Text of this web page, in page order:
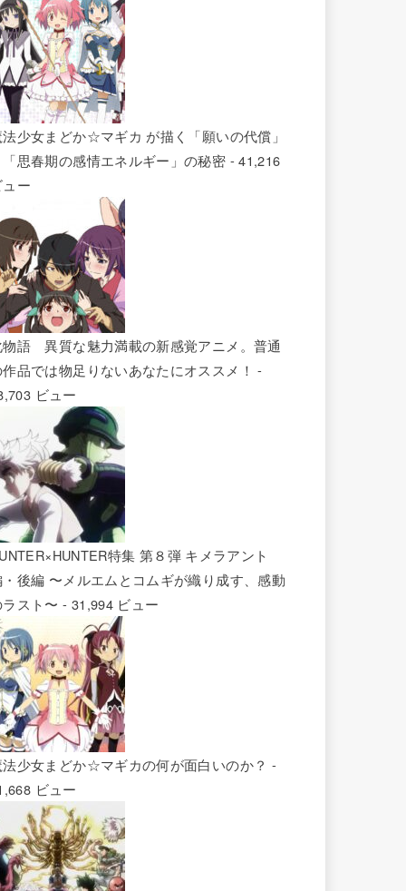
少女まどか☆マギカ が描く「願いの代償」
思春期の感情エネルギー」の秘密 - 41,216
ー
物語 異質な魅力満載の新感覚アニメ。普通
品では物足りないあなたにオススメ！ -
ビュー
特集 第８弾 キメラアント
後編 〜メルエムとコムギが織り成す、感動
スト〜 - 31,994 ビュー
少女まどか☆マギカの何が面白いのか？ -
ビュー